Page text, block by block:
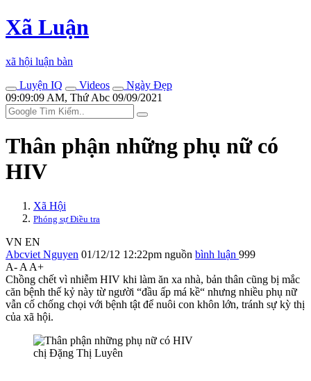
Xã Luận
xã hội luận bàn
Luyện IQ
Videos
Ngày Đẹp
09:09:09 AM, Thứ Abc 09/09/2021
Thân phận những phụ nữ có
HIV
Xã Hội
Phóng sự Điều tra
VN EN
Abcviet Nguyen 01/12/12 12:22pm nguồn bình luận 999
A- A A+
Chồng chết vì nhiễm HIV khi làm ăn xa nhà, bản thân cũng bị mắc
căn bệnh thế kỷ này từ người “đầu ấp má kề“ nhưng nhiều phụ nữ
vẫn cố chống chọi với bệnh tật để nuôi con khôn lớn, tránh sự kỳ thị
của xã hội.
chị Đặng Thị Luyên